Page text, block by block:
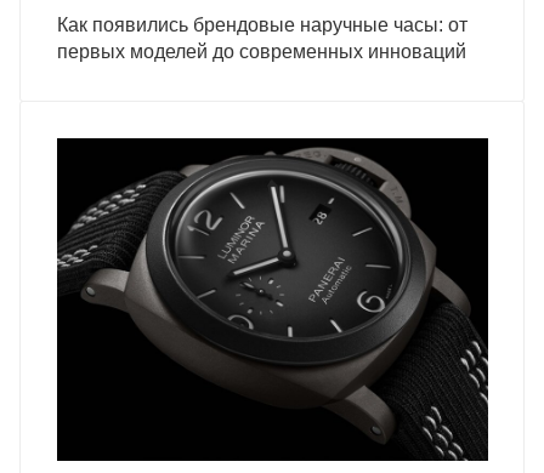
Как появились брендовые наручные часы: от
первых моделей до современных инноваций